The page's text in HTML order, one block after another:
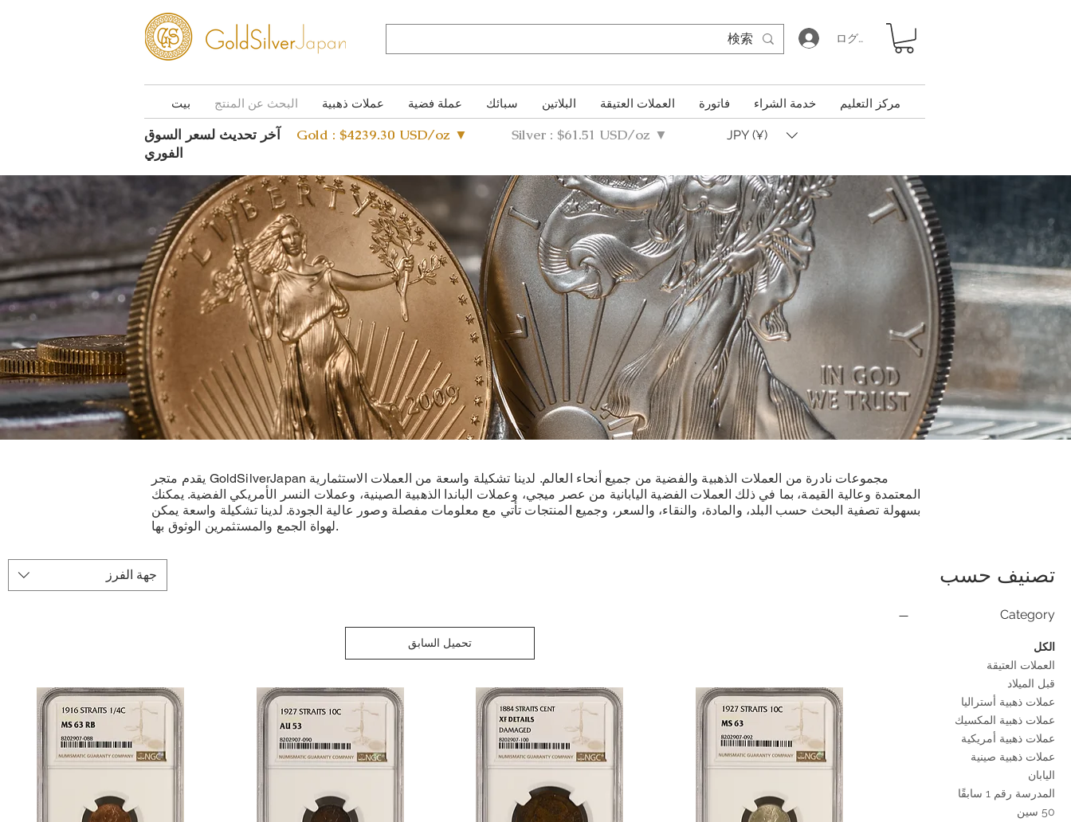
ログイン
بيت البحث عن المنتج عملات ذهبية عملة فضية سبائك البلاتين العملات العتيقة فاتورة خدمة الشراء مركز التعليم
آخر تحديث لسعر السوق
الفوري
Gold : $4239.30 USD/oz ▼ Silver : $61.51 USD/oz ▼ JPY (¥)
يقدم متجر GoldSilverJapan مجموعات نادرة من العملات الذهبية والفضية من جميع أنحاء العالم. لدينا تشكيلة واسعة من العملات الاستثمارية
المعتمدة وعالية القيمة، بما في ذلك العملات الفضية اليابانية من عصر ميجي، وعملات الباندا الذهبية الصينية، وعملات النسر الأمريكي الفضية. يمكنك
بسهولة تصفية البحث حسب البلد، والمادة، والنقاء، والسعر، وجميع المنتجات تأتي مع معلومات مفصلة وصور عالية الجودة. لدينا تشكيلة واسعة يمكن
لهواة الجمع والمستثمرين الوثوق بها.
تصنيف حسب
Category
الكل
العملات العتيقة
قبل الميلاد
عملات ذهبية أستراليا
عملات ذهبية المكسيك
عملات ذهبية أمريكية
عملات ذهبية صينية
اليابان
المدرسة رقم 1 سابقًا
50 سين
جهة الفرز
تحميل السابق